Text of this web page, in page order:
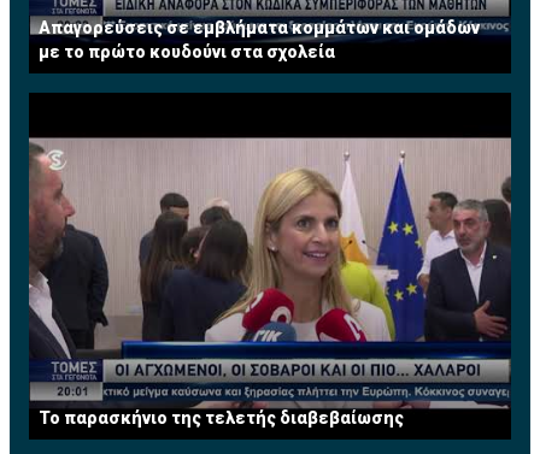
Απαγορεύσεις σε εμβλήματα κομμάτων και ομάδων
με το πρώτο κουδούνι στα σχολεία
Το παρασκήνιο της τελετής διαβεβαίωσης